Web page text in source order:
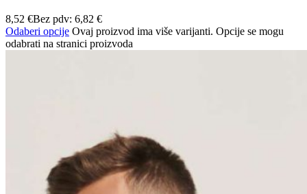
8,52 €Bez pdv: 6,82 €
Odaberi opcije Ovaj proizvod ima više varijanti. Opcije se mogu
odabrati na stranici proizvoda